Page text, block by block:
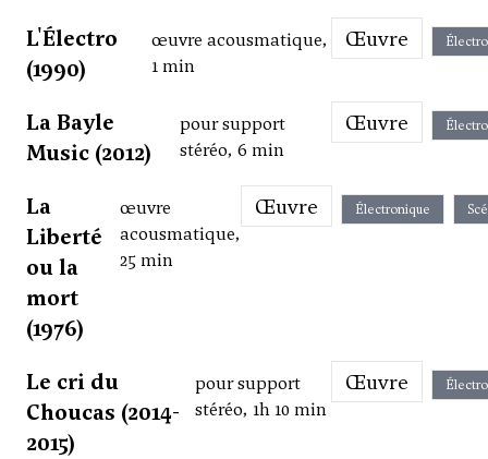
L'Électro
(1990)
œuvre acousmatique,
1 min
Œuvre
La Bayle
Music (2012)
pour support
stéréo, 6 min
Œuvre
La
Liberté
ou la
mort
(1976)
œuvre
acousmatique,
25 min
Œuvre Électronique
Le cri du
Choucas (2014-
2015)
pour support
stéréo, 1h 10 min
Œuvre